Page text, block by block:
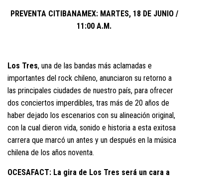
PREVENTA CITIBANAMEX: MARTES, 18 DE JUNIO /
11:00 A.M.
Los Tres, una de las bandas más aclamadas e
importantes del rock chileno, anunciaron su retorno a
las principales ciudades de nuestro país, para ofrecer
dos conciertos imperdibles, tras más de 20 años de
haber dejado los escenarios con su alineación original,
con la cual dieron vida, sonido e historia a esta exitosa
carrera que marcó un antes y un después en la música
chilena de los años noventa.
OCESAFACT: La gira de Los Tres será un cara a